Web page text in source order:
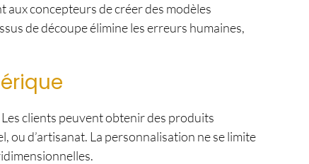
concepteurs de créer des modèles
de découpe élimine les erreurs humaines,
clients peuvent obtenir des produits
ou d’artisanat. La personnalisation ne se limite